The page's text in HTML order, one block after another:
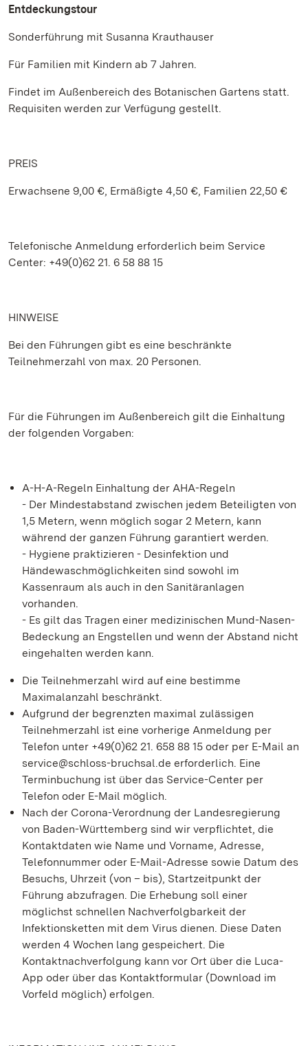
Entdeckungstour
Sonderführung mit Susanna Krauthauser
Für Familien mit Kindern ab 7 Jahren.
Findet im Außenbereich des Botanischen Gartens statt.
Requisiten werden zur Verfügung gestellt.
PREIS
Erwachsene 9,00 €, Ermäßigte 4,50 €, Familien 22,50 €
Telefonische Anmeldung erforderlich beim Service
Center: +49(0)62 21. 6 58 88 15
HINWEISE
Bei den Führungen gibt es eine beschränkte
Teilnehmerzahl von max. 20 Personen.
Für die Führungen im Außenbereich gilt die Einhaltung
der folgenden Vorgaben:
A-H-A-Regeln Einhaltung der AHA-Regeln
- Der Mindestabstand zwischen jedem Beteiligten von
1,5 Metern, wenn möglich sogar 2 Metern, kann
während der ganzen Führung garantiert werden.
- Hygiene praktizieren - Desinfektion und
Händewaschmöglichkeiten sind sowohl im
Kassenraum als auch in den Sanitäranlagen
vorhanden.
- Es gilt das Tragen einer medizinischen Mund-Nasen-
Bedeckung an Engstellen und wenn der Abstand nicht
eingehalten werden kann.
Die Teilnehmerzahl wird auf eine bestimme
Maximalanzahl beschränkt.
Aufgrund der begrenzten maximal zulässigen
Teilnehmerzahl ist eine vorherige Anmeldung per
Telefon unter +49(0)62 21. 658 88 15 oder per E-Mail an
service@schloss-bruchsal.de erforderlich. Eine
Terminbuchung ist über das Service-Center per
Telefon oder E-Mail möglich.
Nach der Corona-Verordnung der Landesregierung
von Baden-Württemberg sind wir verpflichtet, die
Kontaktdaten wie Name und Vorname, Adresse,
Telefonnummer oder E-Mail-Adresse sowie Datum des
Besuchs, Uhrzeit (von – bis), Startzeitpunkt der
Führung abzufragen. Die Erhebung soll einer
möglichst schnellen Nachverfolgbarkeit der
Infektionsketten mit dem Virus dienen. Diese Daten
werden 4 Wochen lang gespeichert. Die
Kontaktnachverfolgung kann vor Ort über die Luca-
App oder über das Kontaktformular (Download im
Vorfeld möglich) erfolgen.